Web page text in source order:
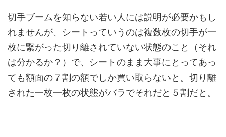
切手ブームを知らない若い人には説明が必要かもし
れませんが、シートっていうのは複数枚の切手が一
枚に繋がった切り離されていない状態のこと（それ
は分かるか？）で、シートのまま大事にとってあっ
ても額面の７割の額でしか買い取らないと。切り離
された一枚一枚の状態がバラでそれだと５割だと。